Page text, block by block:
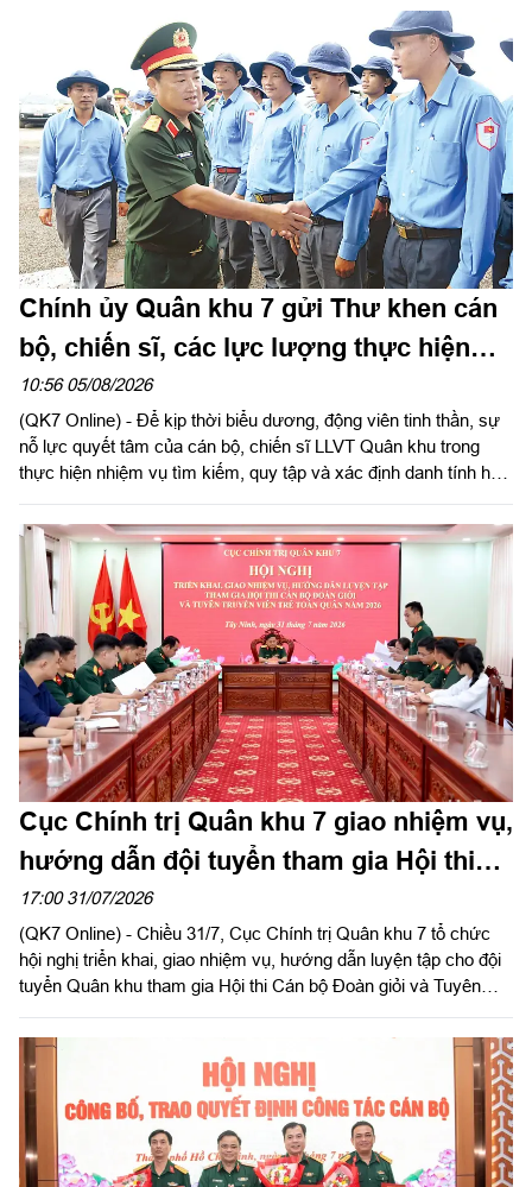
Chính ủy Quân khu 7 gửi Thư khen cán
bộ, chiến sĩ, các lực lượng thực hiện
nhiệm vụ tìm kiếm, quy tập và xác định
danh tính hài cốt liệt sĩ
10:56 05/08/2026
(QK7 Online) - Để kịp thời biểu dương, động viên tinh thần, sự
nỗ lực quyết tâm của cán bộ, chiến sĩ LLVT Quân khu trong
thực hiện nhiệm vụ tìm kiếm, quy tập và xác định danh tính hài
Đảng ủy, Chính ủy Quân khu 7 gửi Thư khen cán bộ, chiến sĩ,
các lực lượng thực hiện nhiệm vụ tìm kiếm, quy tập và xác
định danh tính hài cốt liệt sĩ. Báo Quân khu đăng toàn văn Thư
khen của đồng chí Chính ủy Quân khu 7.
Cục Chính trị Quân khu 7 giao nhiệm vụ,
hướng dẫn đội tuyển tham gia Hội thi
Cán bộ Đoàn giỏi và Tuyên truyền viên
trẻ toàn quân năm 2026
17:00 31/07/2026
(QK7 Online) - Chiều 31/7, Cục Chính trị Quân khu 7 tổ chức
hội nghị triển khai, giao nhiệm vụ, hướng dẫn luyện tập cho đội
tuyển Quân khu tham gia Hội thi Cán bộ Đoàn giỏi và Tuyên
Phó Chủ nhiệm Chính trị Quân khu chủ trì hội nghị.